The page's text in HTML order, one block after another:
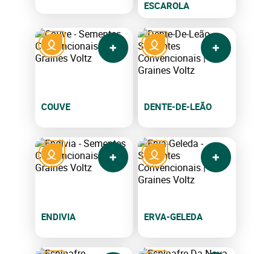
ESCAROLA
COUVE DENTE-DE-LEÃO
ENDIVIA ERVA-GELEDA